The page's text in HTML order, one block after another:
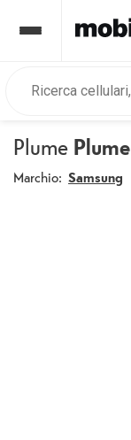
Plume Plume
Marchio: Samsung